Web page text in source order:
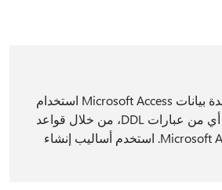
لا يدعم مشغل قاعدة بيانات Microsoft Access استخدام
CREATE TABLE أو أي من عبارات DDL، من خلال قواعد
بيانات لا تتبع Microsoft Access. استخدم أساليب إنشاء